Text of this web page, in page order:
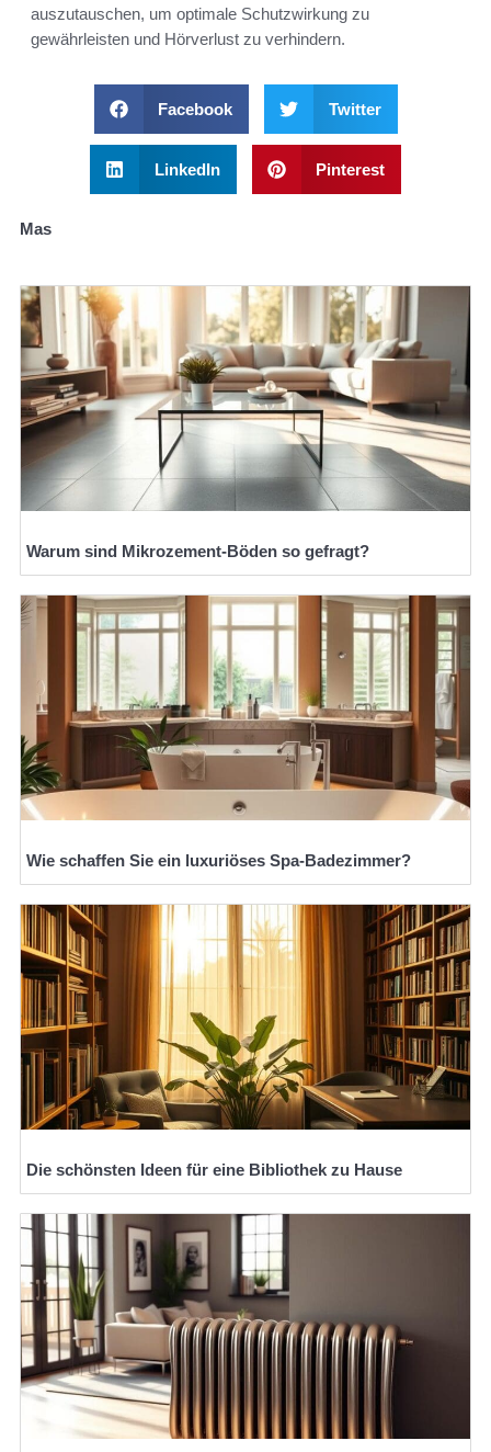
auszutauschen, um optimale Schutzwirkung zu
gewährleisten und Hörverlust zu verhindern.
Facebook Twitter
LinkedIn Pinterest
Mas
Warum sind Mikrozement-Böden so gefragt?
Wie schaffen Sie ein luxuriöses Spa-Badezimmer?
Die schönsten Ideen für eine Bibliothek zu Hause